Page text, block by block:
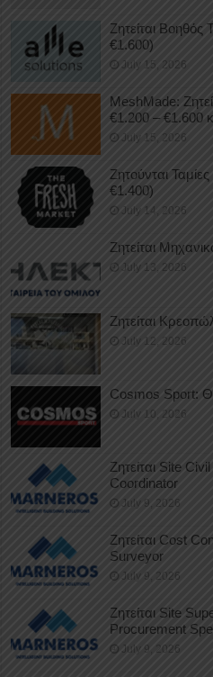
Ζητείται Βοηθός
€1.600)
July 15, 2026
MeshMade:
€1.200 – €1.600
July 15, 2026
Ζητούνται
€1.400)
July 14, 2026
Ζητείται
July 13, 2026
Ζητείται
July 12, 2026
Cosmos Sport:
July 10, 2026
Ζητείται Site
Coordinator
July 9, 2026
Ζητείται Cost
Surveyor
July 9, 2026
Ζητείται Site
Procurement
July 9, 2026